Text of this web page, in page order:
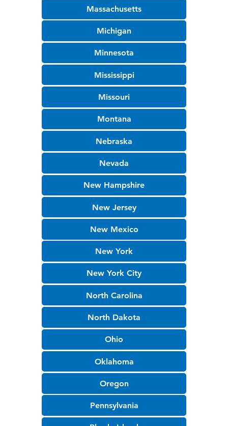
Massachusetts
Michigan
Minnesota
Mississippi
Missouri
Montana
Nebraska
Nevada
New Hampshire
New Jersey
New Mexico
New York
New York City
North Carolina
North Dakota
Ohio
Oklahoma
Oregon
Pennsylvania